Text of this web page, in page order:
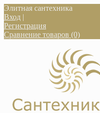
Элитная сантехника
Вход |
Регистрация
Сравнение товаров (0)